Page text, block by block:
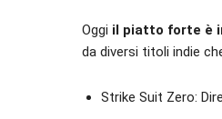
Oggi il piatto forte è
da diversi titoli indie
Strike Suit Zero: